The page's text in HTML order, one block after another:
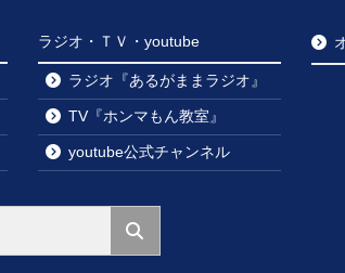
ラジオ・ＴＶ・youtube
ラジオ『あるがままラジオ』
TV『ホンマもん教室』
youtube公式チャンネル